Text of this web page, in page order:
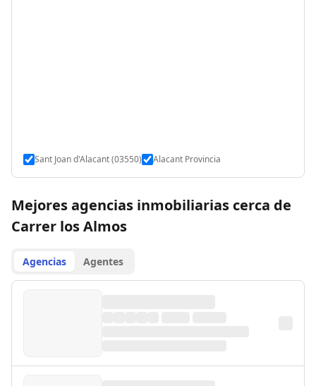
Sant Joan d'Alacant (03550) Alacant Provincia
Mejores agencias inmobiliarias cerca de
Carrer los Almos
Agencias Agentes